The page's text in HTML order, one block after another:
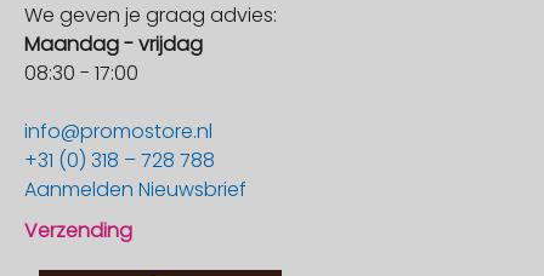
We geven je graag advies:
Maandag - vrijdag
08:30 - 17:00
info@promostore.nl
+31 (0) 318 – 728 788
Aanmelden Nieuwsbrief
Verzending